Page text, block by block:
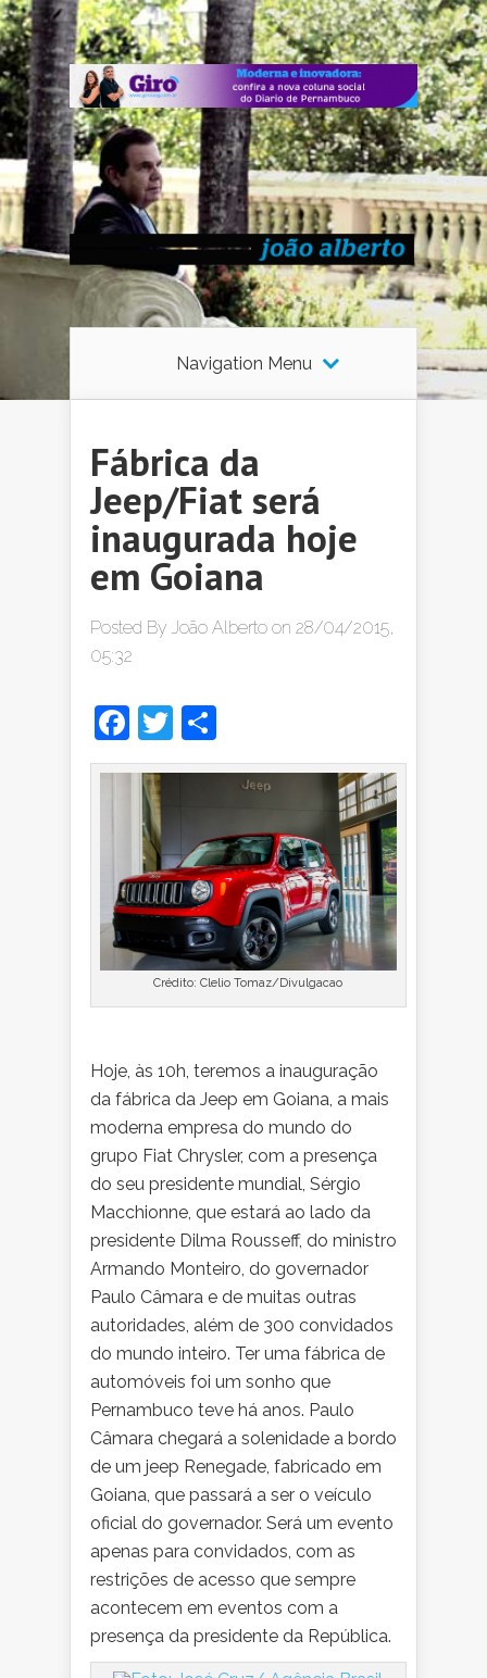
Navigation Menu
Fábrica da
Jeep/Fiat será
inaugurada hoje
em Goiana
Posted By João Alberto on 28/04/2015,
05:32
Facebook
Twitter
Crédito: Clelio Tomaz/Divulgacao
Hoje, às 10h, teremos a inauguração
da fábrica da Jeep em Goiana, a mais
moderna empresa do mundo do
grupo Fiat Chrysler, com a presença
do seu presidente mundial, Sérgio
Macchionne, que estará ao lado da
presidente Dilma Rousseff, do ministro
Armando Monteiro, do governador
Paulo Câmara e de muitas outras
autoridades, além de 300 convidados
do mundo inteiro. Ter uma fábrica de
automóveis foi um sonho que
Pernambuco teve há anos. Paulo
Câmara chegará a solenidade a bordo
de um jeep Renegade, fabricado em
Goiana, que passará a ser o veículo
oficial do governador. Será um evento
apenas para convidados, com as
restrições de acesso que sempre
acontecem em eventos com a
presença da presidente da República.